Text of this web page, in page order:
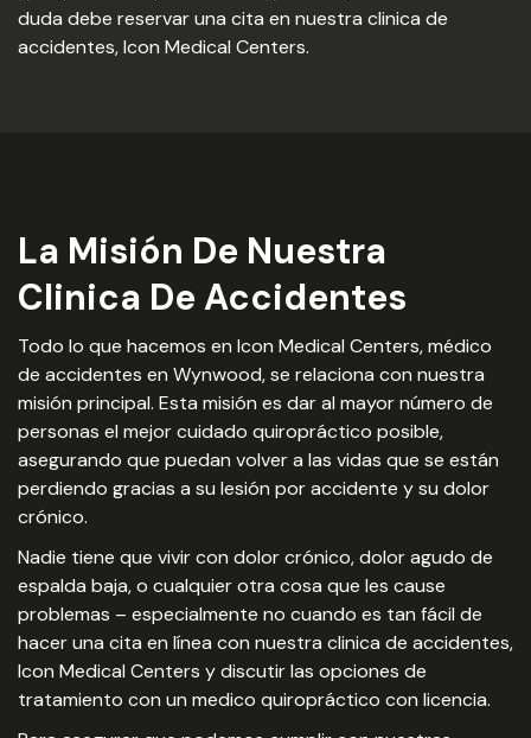
duda debe reservar una cita en nuestra clinica de
accidentes, Icon Medical Centers.
La Misión De Nuestra
Clinica De Accidentes
Todo lo que hacemos en Icon Medical Centers, médico
de accidentes en Wynwood, se relaciona con nuestra
misión principal. Esta misión es dar al mayor número de
personas el mejor cuidado quiropráctico posible,
asegurando que puedan volver a las vidas que se están
perdiendo gracias a su lesión por accidente y su dolor
crónico.
Nadie tiene que vivir con dolor crónico, dolor agudo de
espalda baja, o cualquier otra cosa que les cause
problemas – especialmente no cuando es tan fácil de
hacer una cita en línea con nuestra clinica de accidentes,
Icon Medical Centers y discutir las opciones de
tratamiento con un medico quiropráctico con licencia.